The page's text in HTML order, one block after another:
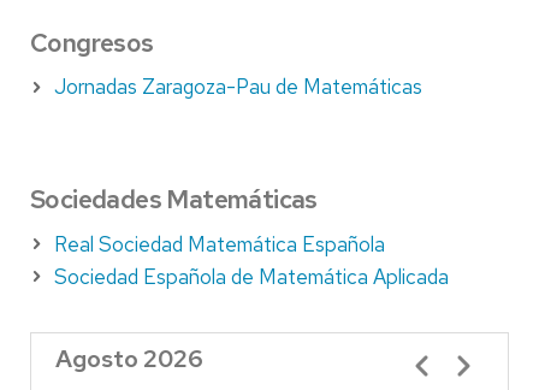
Congresos
Jornadas Zaragoza-Pau de Matemáticas
Sociedades Matemáticas
Real Sociedad Matemática Española
Sociedad Española de Matemática Aplicada
Agosto 2026 Paginación